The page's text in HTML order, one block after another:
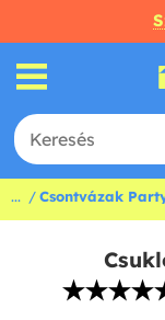
... Csontvázak